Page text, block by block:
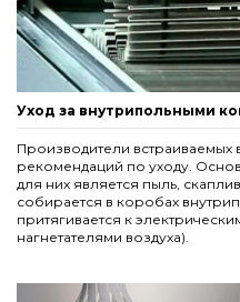
7
6
Уход за внутрипольными
Производители встраиваемых
рекомендаций по уходу.
для них является пыль,
собирается в коробах
притягивается к
нагнетателями воздуха).